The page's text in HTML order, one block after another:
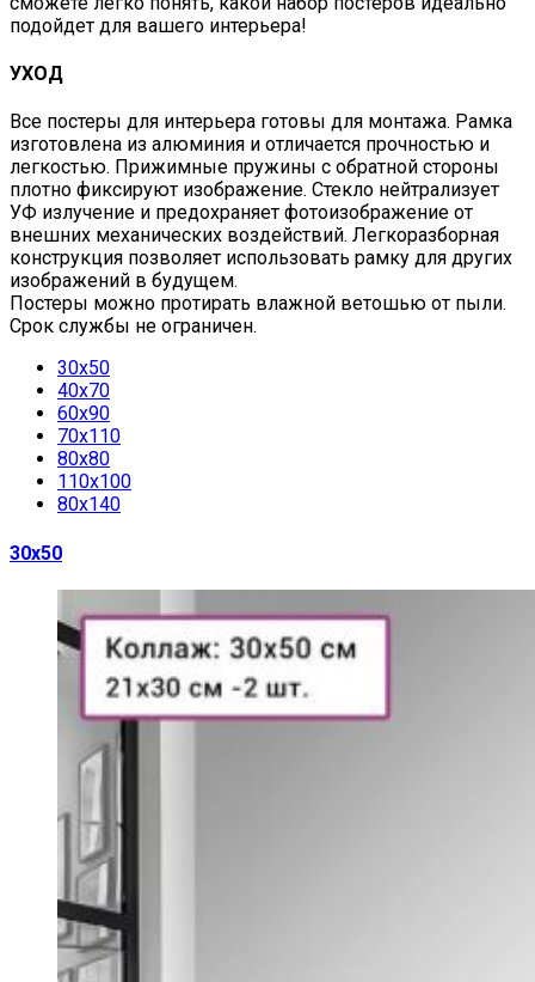
подойдет для вашего интерьера!
УХОД
Все постеры для интерьера готовы для монтажа. Рамка
изготовлена из алюминия и отличается прочностью и
легкостью. Прижимные пружины с обратной стороны
плотно фиксируют изображение. Стекло нейтрализует
УФ излучение и предохраняет фотоизображение от
внешних механических воздействий. Легкоразборная
конструкция позволяет использовать рамку для других
изображений в будущем.
Постеры можно протирать влажной ветошью от пыли.
Срок службы не ограничен.
30х50
40х70
60х90
70х110
80х80
110х100
80х140
30х50